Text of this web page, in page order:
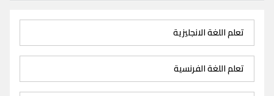
تعلم اللغة الانجليزية
تعلم اللغة الفرنسية